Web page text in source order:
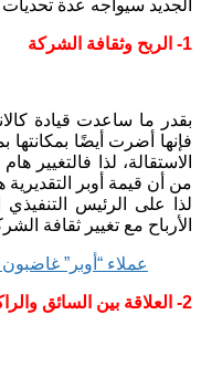
الجديد سيواجه عدة
1- الربح وثقافة الشركة
بقدر ما ساعدت قيادة
فإنها أضرت أيضًا بمكانتها
الاستقالة، لذا فالتغيير
لذا على الرئيس
الأرباح مع تغيير ثقافة
عملاء “أوبر”
2- العلاقة بين السائق والراكب